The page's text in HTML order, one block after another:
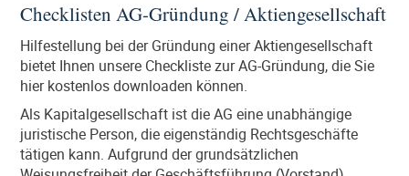
besser
passt
als
eine
GmbH“
Checklisten AG-Gründung / Aktiengesellschaft
Hilfestellung bei der Gründung einer Aktiengesellschaft
bietet Ihnen unsere Checkliste zur AG-Gründung, die Sie
hier kostenlos downloaden können.
Als Kapitalgesellschaft ist die AG eine unabhängige
juristische Person, die eigenständig Rechtsgeschäfte
tätigen kann. Aufgrund der grundsätzlichen